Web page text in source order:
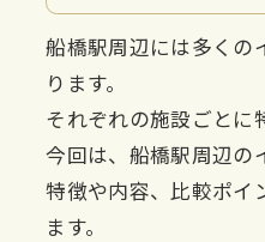
船橋駅周辺には多くの
ります。
それぞれの施設ごとに
今回は、船橋駅周辺の
特徴や内容、比較ポイ
ます。